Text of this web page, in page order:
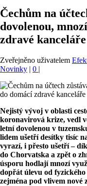
Čechům na
dovolenou,
zdravé kanceláře
Zveřejněno uživatelem
Novinky | 0 |
Nejistý vývoj v oblasti
koronavirová krize, vedl
letní dovolenou v
lidem ušetří desítky tisíc
vyrazí, i přesto ušetří –
do Chorvatska a zpět o
úsporu hodlají mnozí
dopřát úlevu od
zejména pod vlivem nové